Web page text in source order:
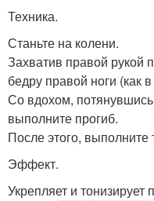
Техника.
Станьте на колени.
Захватив правой рукой
бедру правой ноги (как
Со вдохом,
выполните прогиб.
После этого,
Эффект.
Укрепляет и тонизирует